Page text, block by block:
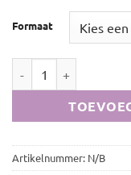
Formaat
Artikelnummer: N/B